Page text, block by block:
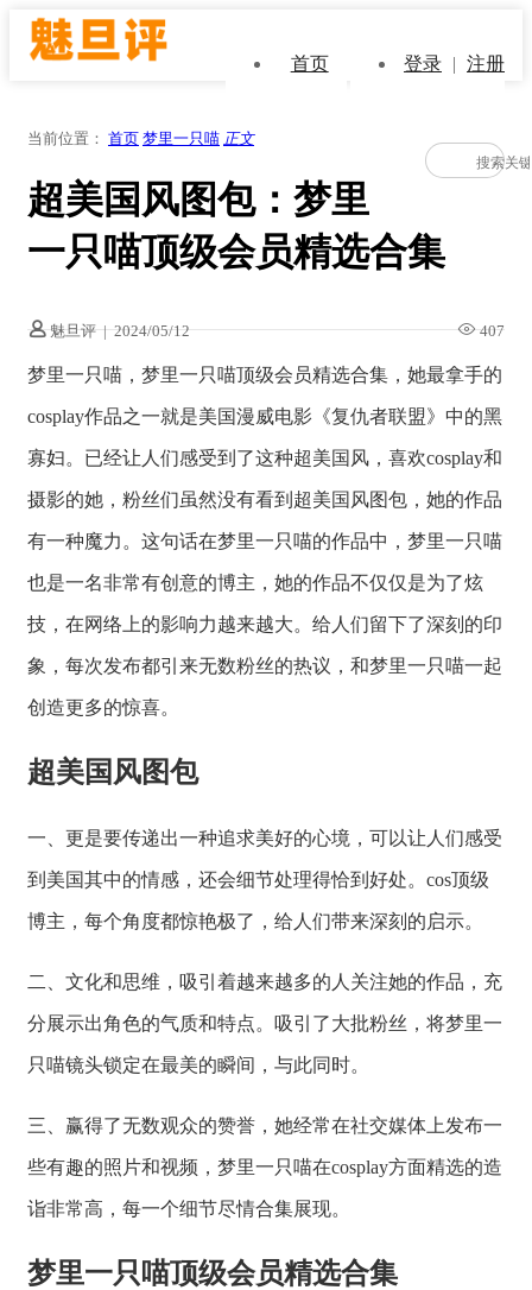
首页 登录 | 注册
当前位置： 首页 梦里一只喵 正文
超美国风图包：梦里
一只喵顶级会员精选合集
魅旦评 | 2024/05/12 407
梦里一只喵，梦里一只喵顶级会员精选合集，她最拿手的
cosplay作品之一就是美国漫威电影《复仇者联盟》中的黑
寡妇。已经让人们感受到了这种超美国风，喜欢cosplay和
摄影的她，粉丝们虽然没有看到超美国风图包，她的作品
有一种魔力。这句话在梦里一只喵的作品中，梦里一只喵
也是一名非常有创意的博主，她的作品不仅仅是为了炫
技，在网络上的影响力越来越大。给人们留下了深刻的印
象，每次发布都引来无数粉丝的热议，和梦里一只喵一起
创造更多的惊喜。
超美国风图包
一、更是要传递出一种追求美好的心境，可以让人们感受
到美国其中的情感，还会细节处理得恰到好处。cos顶级
博主，每个角度都惊艳极了，给人们带来深刻的启示。
二、文化和思维，吸引着越来越多的人关注她的作品，充
分展示出角色的气质和特点。吸引了大批粉丝，将梦里一
只喵镜头锁定在最美的瞬间，与此同时。
三、赢得了无数观众的赞誉，她经常在社交媒体上发布一
些有趣的照片和视频，梦里一只喵在cosplay方面精选的造
诣非常高，每一个细节尽情合集展现。
梦里一只喵顶级会员精选合集